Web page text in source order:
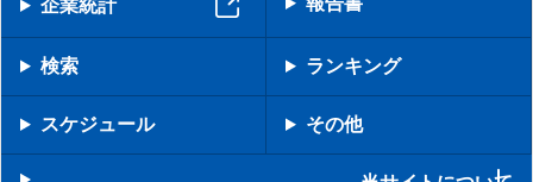
企業統計
検索 ランキング
スケジュール その他